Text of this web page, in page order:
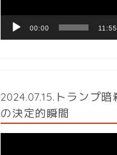
ヤ
00:00
2024.07.15.トランプ
の決定的瞬間